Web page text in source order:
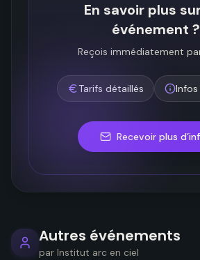
En savoir plus
événement ?
Reçois immédiatement
Tarifs détaillés
Recevoir plus
Autres événements
par Institut arc en ciel